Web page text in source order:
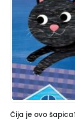
Čija je ovo